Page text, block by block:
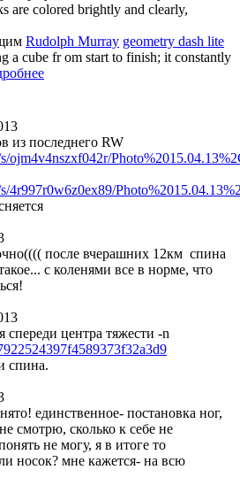
are colored brightly and clearly,
Rudolph Murray geometry dash lite
a cube fr om start to finish; it constantly
из последнего RW
ojm4v4nszxf042r/
4r997r0w6z0ex89/
после вчерашних 12км спина
с коленями все в норме, что
спереди центра тяжести -n
спина.
единственное- постановка ног,
смотрю, сколько к себе не
не могу, я в итоге то
носок? мне кажется- на всю